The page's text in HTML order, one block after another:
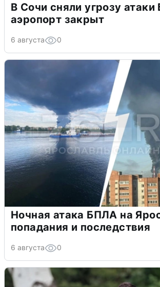
В Сочи сняли угрозу
аэропорт закрыт
6 августа 0
Ночная атака БПЛА на
попадания и последствия
6 августа 0